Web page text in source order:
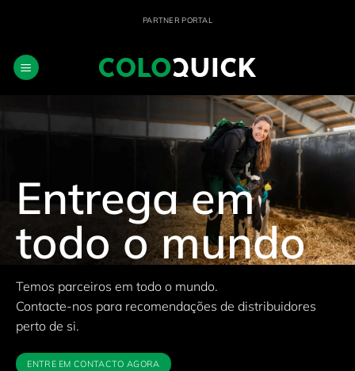
PARTNER PORTAL
Entrega em
todo o mundo
Temos parceiros em todo o mundo.
Contacte-nos para recomendações de distribuidores
perto de si.
ENTRE EM CONTACTO AGORA